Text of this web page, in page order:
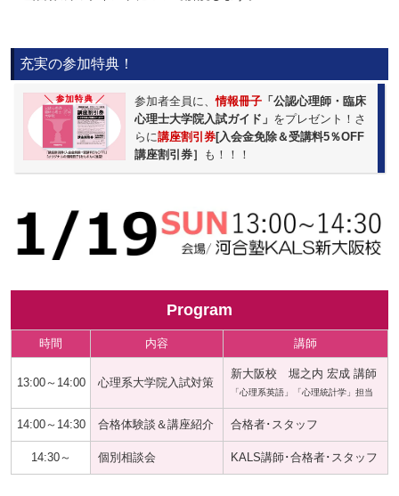
充実の参加特典！
参加者全員に、情報冊子「公認心理師・臨床
心理士大学院入試ガイド」 をプレゼント！さ
らに講座割引券[入会金免除＆受講料5％OFF
講座割引券］
も！！！
Program
時間 内容 講師
13:00～14:00 心理系大学院入試対策
新大阪校 堀之内 宏成 講師
「心理系英語」「心理統計学」担当
14:00～14:30 合格体験談＆講座紹介 合格者･スタッフ
14:30～ 個別相談会 KALS講師･合格者･スタッフ